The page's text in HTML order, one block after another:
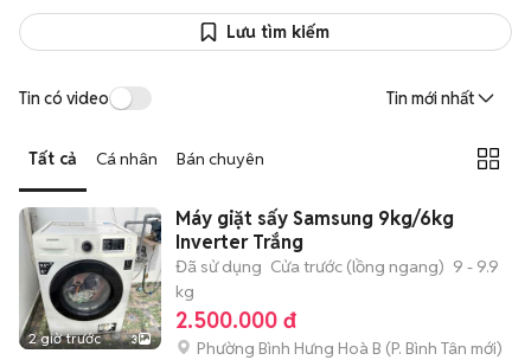
Lưu tìm kiếm
Tin có video Tin mới nhất
Tất cả Cá nhân Bán chuyên
2 giờ trước 3
Máy giặt sấy Samsung 9kg/6kg
Inverter Trắng
Đã sử dụng Cửa trước (lồng ngang) 9 - 9.9
kg
2.500.000 đ
Phường Bình Hưng Hoà B (P. Bình Tân mới)